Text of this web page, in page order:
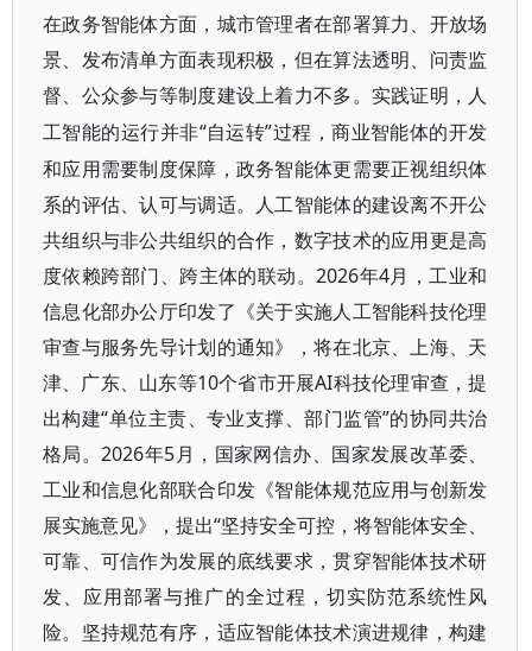
在政务智能体方面，城市管理者在部署算力、开放场
景、发布清单方面表现积极，但在算法透明、问责监
督、公众参与等制度建设上着力不多。实践证明，人
工智能的运行并非“自运转”过程，商业智能体的开发
和应用需要制度保障，政务智能体更需要正视组织体
系的评估、认可与调适。人工智能体的建设离不开公
共组织与非公共组织的合作，数字技术的应用更是高
度依赖跨部门、跨主体的联动。2026年4月，工业和
信息化部办公厅印发了《关于实施人工智能科技伦理
审查与服务先导计划的通知》，将在北京、上海、天
津、广东、山东等10个省市开展AI科技伦理审查，提
出构建“单位主责、专业支撑、部门监管”的协同共治
格局。2026年5月，国家网信办、国家发展改革委、
工业和信息化部联合印发《智能体规范应用与创新发
展实施意见》，提出“坚持安全可控，将智能体安全、
可靠、可信作为发展的底线要求，贯穿智能体技术研
发、应用部署与推广的全过程，切实防范系统性风
险。坚持规范有序，适应智能体技术演进规律，构建